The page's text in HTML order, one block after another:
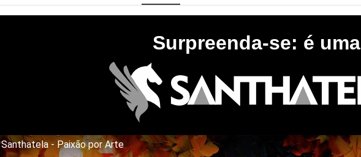
Surpreenda-se: é uma
Santhatela - Paixão por Arte